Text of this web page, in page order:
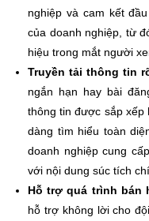
nghiệp và cam kết
của doanh nghiệp, từ
hiệu trong mắt người
Truyền tải thông tin
ngắn hạn hay bài
thông tin được sắp xếp
dàng tìm hiểu toàn
doanh nghiệp cung
với nội dung súc tích
Hỗ trợ quá trình bán
hỗ trợ không lời cho